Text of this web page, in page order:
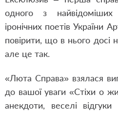
одного з найвідоміших
іронічних поетів
повірити, що в нього досі
але це так.
«Люта Справа» взялася
до вашої уваги «Стіхи о
анекдоти, веселі